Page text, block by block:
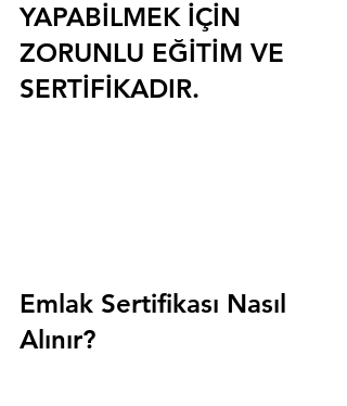
YAPABİLMEK İÇİN
ZORUNLU EĞİTİM VE
SERTİFİKADIR.
Emlak Sertifikası Nasıl
Alınır?